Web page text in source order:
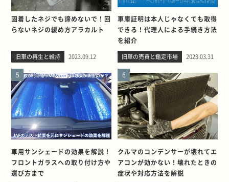
固着したネジでも諦めないで！回
らないネジの緩め方アラカルト
旧車の再生と維持 2023.09.12
車庫証明は本人じゃなくても取得
できる！代理人による手続き方法
を紹介
旧車の売買と鑑定市場 2023.03.31
5
車用サンシェードの効果を解説！
フロントガラスへの取り付け方や
選び方まで
6
クルマのコンデンサーが壊れてエ
アコンが効かない！壊れたときの
症状や対応方法を解説